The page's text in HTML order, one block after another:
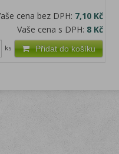
cena bez DPH: 7,10 Kč
Vaše cena s DPH: 8 Kč
Přidat do košíku
ks